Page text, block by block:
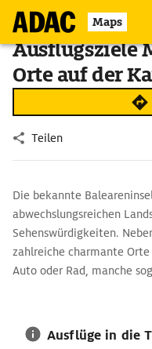
Maps
Ausflugsziele
Orte auf der
Teilen
Die bekannte
abwechslungsreichen
Sehenswürdigkeiten.
zahlreiche charmante
Auto oder Rad, manche
Ausflüge in die